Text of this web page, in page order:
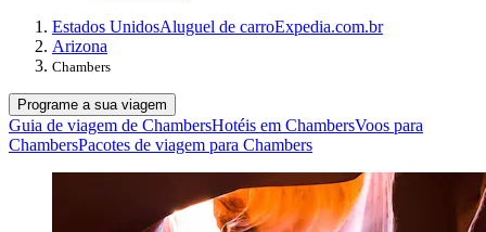
Estados UnidosAluguel de carroExpedia.com.br
Arizona
Chambers
Programe a sua viagem
Guia de viagem de ChambersHotéis em ChambersVoos para
ChambersPacotes de viagem para Chambers